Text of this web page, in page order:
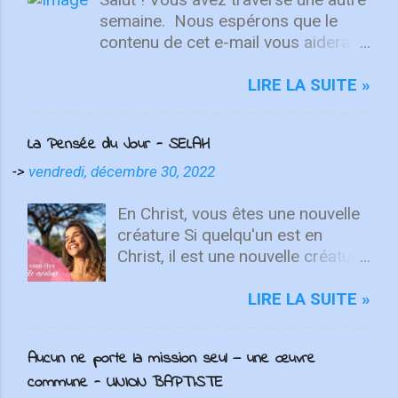
semaine. ⁣ Nous espérons que le
contenu de cet e-mail vous aidera à
Quelle que soit la semaine que vous
une nouvelle chance de se détendre
et de se reposer en Lui. "Puisque
attachez vos cœurs aux choses
d'en haut, où Christ est assis à la
droite de Dieu. Ayez l'esprit sur les
choses d'en haut, non sur les
choses terrestres" - Colossiens
2022 avec un premier single
énergique, ICF Worship présente
LIRE LA SUITE »
La Pensée du Jour - SELAH
-> vendredi, décembre 30, 2022
En Christ, vous êtes une nouvelle
créature Si quelqu'un est en
Christ, il est une nouvelle créature.
passées ; voici, toutes choses
si vous aviez la possibilité de tout
recommencer ? Quelles erreurs
LIRE LA SUITE »
Aucun ne porte la mission seul — une œuvre
commune - UNION BAPTISTE